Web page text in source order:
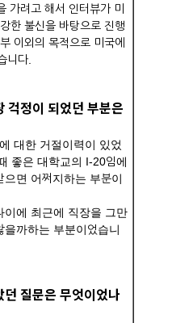
가려고 해서 인터뷰가 미
한 불신을 바탕으로 진행
이외의 목적으로 미국에
니다.
걱정이 되었던 부분은
대한 거절이력이 있었
좋은 대학교의 I-20임에
으면 어쩌지하는 부분이
이에 최근에 직장을 그만
을까하는 부분이었습니
질문은 무엇이었나